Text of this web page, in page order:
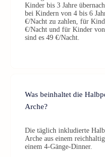
Kinder bis 3 Jahre
bei Kindern von 4 bis 6
€/Nacht zu zahlen, für
€/Nacht und für Kinder
sind es 49 €/Nacht.
Was beinhaltet die
Arche?
Die täglich inkludierte
Arche aus einem
einem 4-Gänge-Dinner.